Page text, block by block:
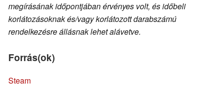
megírásának időpontjában érvényes volt, és időbeli
korlátozásoknak és/vagy korlátozott darabszámú
rendelkezésre állásnak lehet alávetve.
Forrás(ok)
Steam